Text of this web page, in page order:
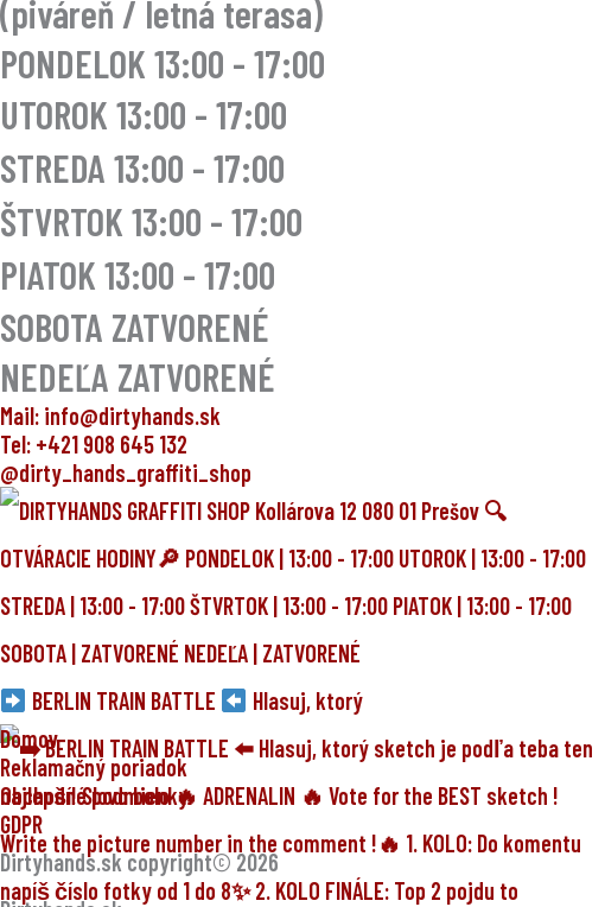
(piváreň / letná terasa)
PONDELOK 13:00 - 17:00
UTOROK 13:00 - 17:00
STREDA 13:00 - 17:00
ŠTVRTOK 13:00 - 17:00
PIATOK 13:00 - 17:00
SOBOTA ZATVORENÉ
NEDEĽA ZATVORENÉ
Mail: info@dirtyhands.sk
Tel: +421 908 645 132
@dirty_hands_graffiti_shop
BERLIN TRAIN BATTLE Hlasuj, ktorý
Domov
Reklamačný poriadok
Obchodné podmienky
GDPR
Dirtyhands.sk copyright© 2026